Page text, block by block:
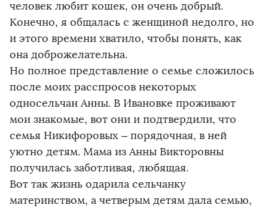
человек любит кошек, он очень добрый.
Конечно, я общалась с женщиной недолго, но
и этого времени хватило, чтобы понять, как
она доброжелательна.
Но полное представление о семье сложилось
после моих расспросов некоторых
односельчан Анны. В Ивановке проживают
мои знакомые, вот они и подтвердили, что
семья Никифоровых – порядочная, в ней
уютно детям. Мама из Анны Викторовны
получилась заботливая, любящая.
Вот так жизнь одарила сельчанку
материнством, а четверым детям дала семью,